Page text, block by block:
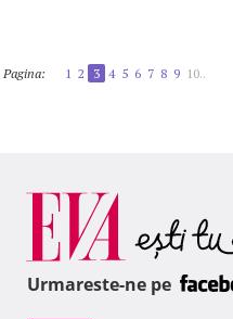
Pagina: 1 2 3 4 5 6 7 8 9 10..
Urmareste-ne pe